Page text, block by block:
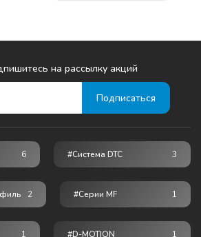
на рассылку акций
6 #Система DTC 3
2 #серии MF 1
1 #D-MOTION 1